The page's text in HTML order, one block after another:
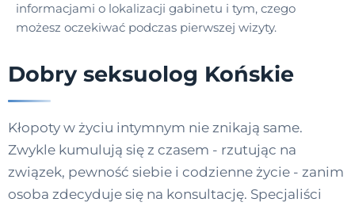
informacjami o lokalizacji gabinetu i tym, czego
możesz oczekiwać podczas pierwszej wizyty.
Dobry seksuolog Końskie
Kłopoty w życiu intymnym nie znikają same.
Zwykle kumulują się z czasem - rzutując na
związek, pewność siebie i codzienne życie - zanim
osoba zdecyduje się na konsultację. Specjaliści